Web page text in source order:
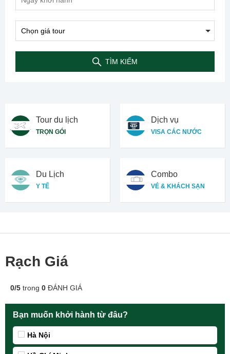
TÌM KIẾM
Tour du lịch
TRỌN GÓI
Dịch vụ
VISA CÁC NƯỚC
Du Lịch
Y TẾ
Combo
VÉ & KHÁCH SẠN
Rạch Giá
0/5 trong 0 ĐÁNH GIÁ
Bạn muốn khởi hành từ đâu?
Hà Nội